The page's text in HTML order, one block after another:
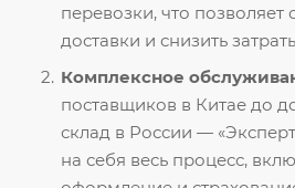
перевозки, что позволяет
доставки и снизить
Комплексное
поставщиков в Китае до
склад в России —
на себя весь процесс,